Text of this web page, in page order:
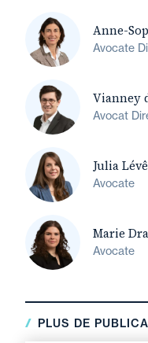
Anne-
Avocate
Vianney
Avocat
Julia
Avocate
Marie
Avocate
PLUS DE